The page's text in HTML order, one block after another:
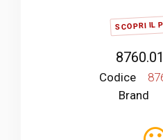
SCOPRI IL
Codice
Brand